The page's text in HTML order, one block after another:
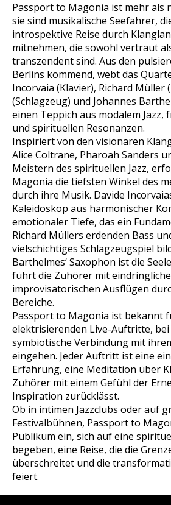
Passport to Magonia ist mehr als
sie sind musikalische Seefahrer,
introspektive Reise durch
mitnehmen, die sowohl vertraut
transzendent sind. Aus den
Berlins kommend, webt das
Incorvaia (Klavier), Richard Müller
(Schlagzeug) und Johannes
einen Teppich aus modalem
und spirituellen Resonanzen.
Inspiriert von den visionären
Alice Coltrane, Pharoah Sanders
Meistern des spirituellen Jazz,
Magonia die tiefsten Winkel des
durch ihre Musik. Davide
Kaleidoskop aus harmonischer
emotionaler Tiefe, das ein
Richard Müllers erdenden Bass
vielschichtiges Schlagzeugspiel
Barthelmes‘ Saxophon ist die
führt die Zuhörer mit
improvisatorischen Ausflügen
Bereiche.
Passport to Magonia ist bekannt
elektrisierenden Live-Auftritte, bei
symbiotische Verbindung mit
eingehen. Jeder Auftritt ist eine
Erfahrung, eine Meditation über
Zuhörer mit einem Gefühl der
Inspiration zurücklässt.
Ob in intimen Jazzclubs oder auf
Festivalbühnen, Passport to
Publikum ein, sich auf eine
begeben, eine Reise, die die
überschreitet und die
feiert.